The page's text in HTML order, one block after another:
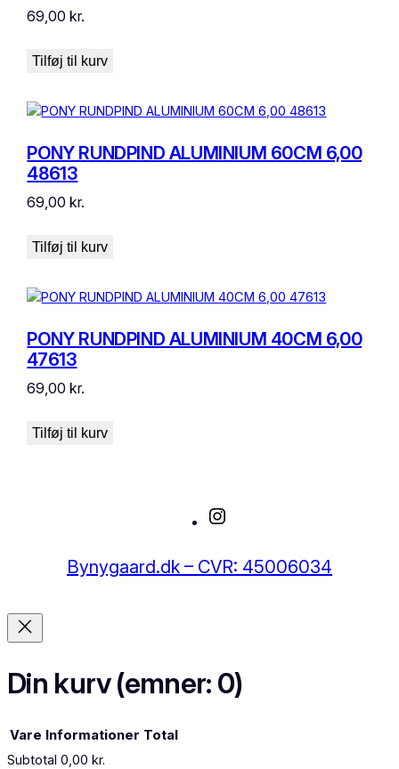
69,00kr.
Tilføj til kurv
PONY RUNDPIND ALUMINIUM 60CM 6,00
48613
69,00kr.
Tilføj til kurv
PONY RUNDPIND ALUMINIUM 40CM 6,00
47613
69,00kr.
Tilføj til kurv
Bynygaard.dk – CVR: 45006034
Din kurv(emner: 0)
Vare Informationer Total
Subtotal 0,00 kr.